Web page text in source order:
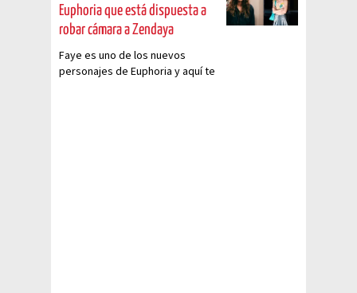
Euphoria que está dispuesta a
robar cámara a Zendaya
Faye es uno de los nuevos
personajes de Euphoria y aquí te